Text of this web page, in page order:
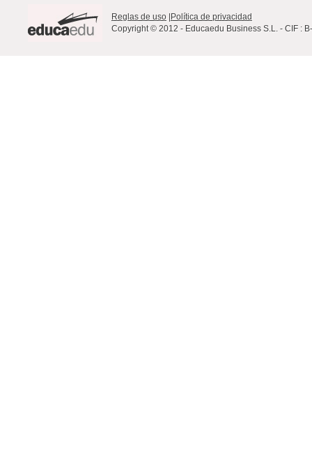
Reglas de uso Política de privacidad
Copyright © 2012 - Educaedu Business S.L. - CIF :